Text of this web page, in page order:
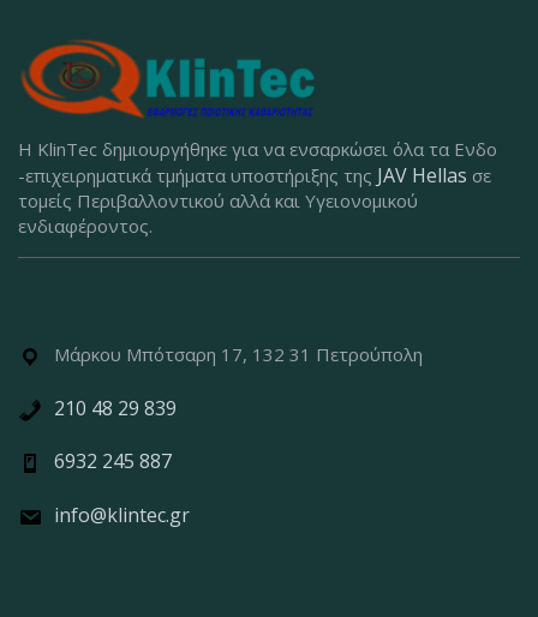
Η KlinTec δημιουργήθηκε για να ενσαρκώσει όλα τα Ενδο
-επιχειρηματικά τμήματα υποστήριξης της JAV Hellas σε
τομείς Περιβαλλοντικού αλλά και Υγειονομικού
ενδιαφέροντος.
Μάρκου Μπότσαρη 17, 132 31 Πετρούπολη
210 48 29 839
6932 245 887
info@klintec.gr